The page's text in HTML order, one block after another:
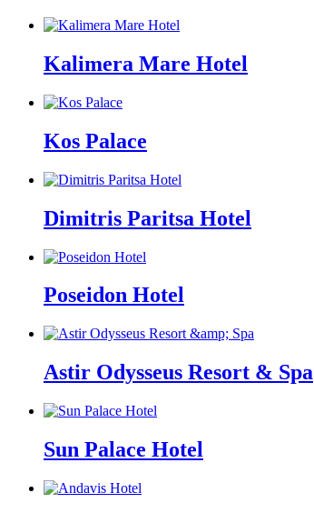
Kalimera Mare Hotel
Kos Palace
Dimitris Paritsa Hotel
Poseidon Hotel
Astir Odysseus Resort & Spa
Sun Palace Hotel